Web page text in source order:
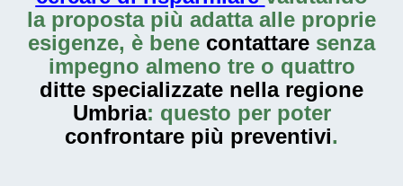
la proposta più adatta alle proprie
esigenze, è bene contattare senza
impegno almeno tre o quattro
ditte specializzate nella regione
Umbria: questo per poter
confrontare più preventivi.